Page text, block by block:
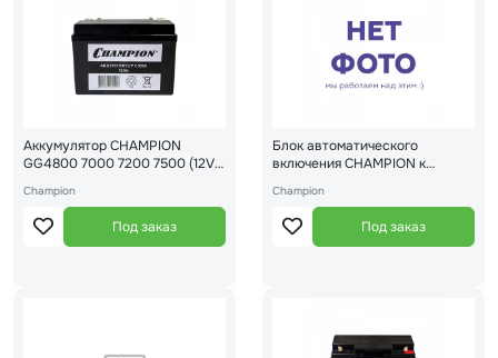
Аккумулятор CHAMPION
GG4800 7000 7200 7500 (12V
Champion
Под заказ
Блок автоматического
включения CHAMPION к
Champion
Под заказ